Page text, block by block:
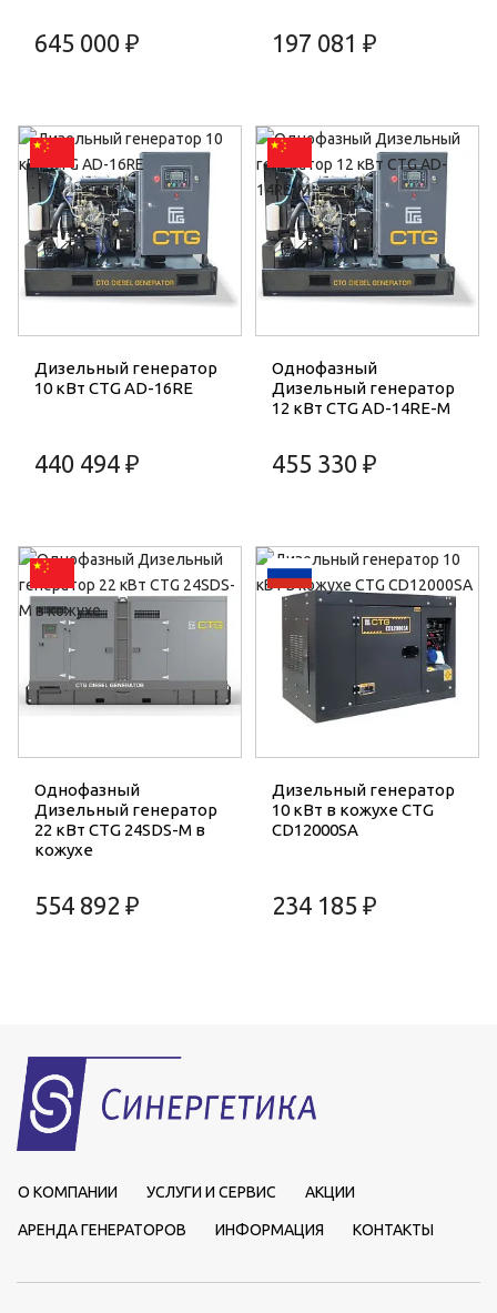
645 000 ₽ 197 081 ₽
Дизельный генератор
10 кВт CTG AD-16RE
440 494 ₽
Однофазный
Дизельный генератор
12 кВт CTG AD-14RE-M
455 330 ₽
Однофазный
Дизельный генератор
22 кВт CTG 24SDS-M в
кожухе
554 892 ₽
Дизельный генератор
10 кВт в кожухе CTG
CD12000SA
234 185 ₽
О КОМПАНИИ УСЛУГИ И СЕРВИС АКЦИИ
АРЕНДА ГЕНЕРАТОРОВ ИНФОРМАЦИЯ КОНТАКТЫ